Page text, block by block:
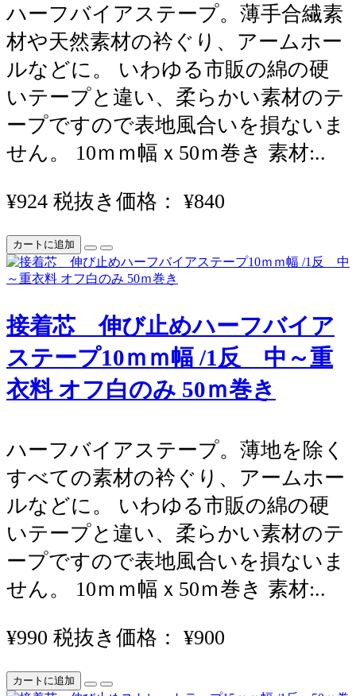
ハーフバイアステープ。薄手合繊素
材や天然素材の衿ぐり、アームホー
ルなどに。 いわゆる市販の綿の硬
いテープと違い、柔らかい素材のテ
ープですので表地風合いを損ないま
せん。 10ｍｍ幅ｘ50ｍ巻き 素材:..
¥924 税抜き価格： ¥840
カートに追加
接着芯 伸び止めハーフバイア
ステープ10ｍｍ幅 /1反 中～重
衣料 オフ白のみ 50ｍ巻き
ハーフバイアステープ。薄地を除く
すべての素材の衿ぐり、アームホー
ルなどに。 いわゆる市販の綿の硬
いテープと違い、柔らかい素材のテ
ープですので表地風合いを損ないま
せん。 10ｍｍ幅ｘ50ｍ巻き 素材:..
¥990 税抜き価格： ¥900
カートに追加